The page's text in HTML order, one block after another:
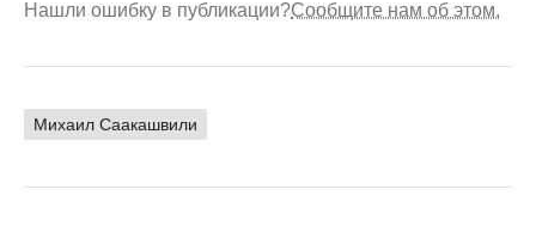
Нашли ошибку в публикации?Сообщите нам об этом.
Михаил Саакашвили